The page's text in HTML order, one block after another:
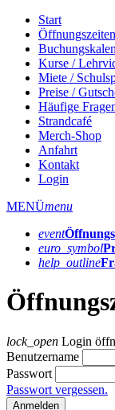
Start
Öffnungszeiten
Kurse /
Miete /
Preise /
Häufige
Strandcafé
Merch-Shop
Anfahrt
Kontakt
Login
MENÜmenu
event
euro_symbol
help_outline
lock_open Login
Benutzername
Passwort
Passwort vergessen.
Anmelden